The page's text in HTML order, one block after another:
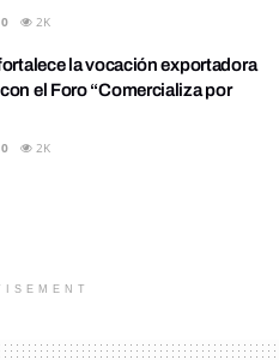
0 2K
la vocación exportadora
el Foro “Comercializa por
0 2K